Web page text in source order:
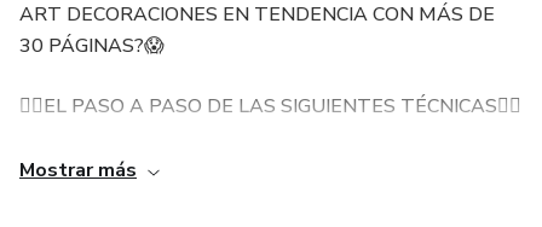
ART DECORACIONES EN TENDENCIA CON MÁS DE
30 PÁGINAS?😱
👇🏻EL PASO A PASO DE LAS SIGUIENTES TÉCNICAS👇🏻
- Aplicación del Efecto Espejo, Camaleón, Flake, Aurora,
Mostrar más